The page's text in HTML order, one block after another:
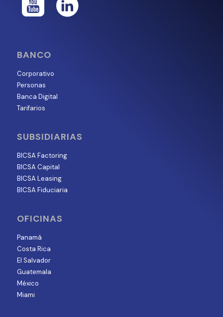
BANCO
Corporativo
Personas
Banca Digital
Tarifarios
SUBSIDIARIAS
BICSA Factoring
BICSA Capital
BICSA Leasing
BICSA Fiduciaria
OFICINAS
Panamá
Costa Rica
El Salvador
Guatemala
México
Miami